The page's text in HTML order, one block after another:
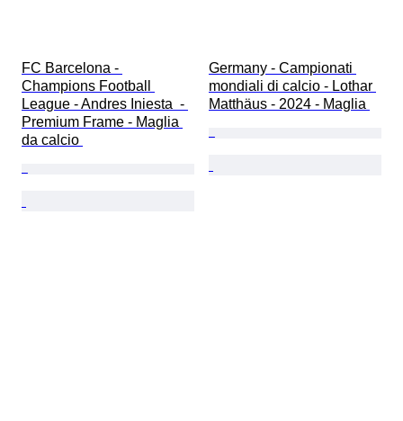
FC Barcelona -
Champions Football
League - Andres Iniesta  -
Premium Frame - Maglia
da calcio
Germany - Campionati
mondiali di calcio - Lothar
Matthäus - 2024 - Maglia